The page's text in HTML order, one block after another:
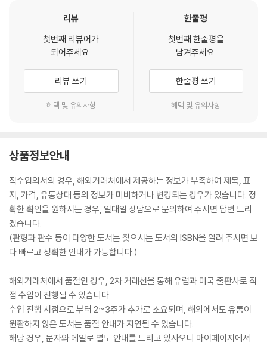
리뷰
첫번째 리뷰어가
되어주세요.
리뷰 쓰기
혜택 및 유의사항
한줄평
첫번째 한줄평을
남겨주세요.
한줄평 쓰기
혜택 및 유의사항
상품정보안내
직수입외서의 경우, 해외거래처에서 제공하는 정보가 부족하여 제목, 표
지, 가격, 유통상태 등의 정보가 미비하거나 변경되는 경우가 있습니다. 정
확한 확인을 원하시는 경우, 일대일 상담으로 문의하여 주시면 답변 드리
겠습니다.
(판형과 판수 등이 다양한 도서는 찾으시는 도서의 ISBN을 알려 주시면 보
다 빠르고 정확한 안내가 가능합니다.)
해외거래처에서 품절인 경우, 2차 거래선을 통해 유럽과 미국 출판사로 직
접 수입이 진행될 수 있습니다.
수입 진행 시점으로 부터 2~3주가 추가로 소요되며, 해외에서도 유통이
원활하지 않은 도서는 품절 안내가 지연될 수 있습니다.
해당 경우, 문자와 메일로 별도 안내를 드리고 있사오니 마이페이지에서